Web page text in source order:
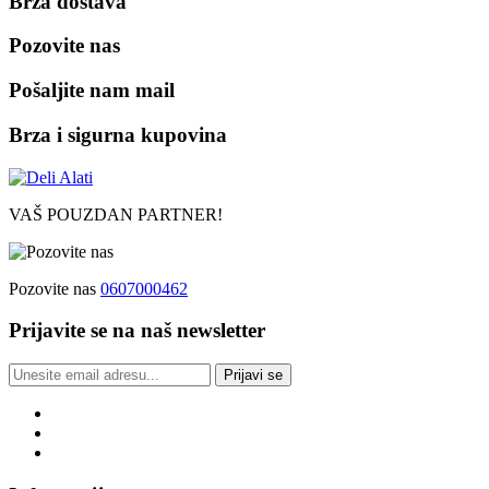
Pozovite nas
Pošaljite nam mail
Brza i sigurna kupovina
VAŠ POUZDAN PARTNER!
Pozovite nas 0607000462
Prijavite se na naš newsletter
Prijavi se